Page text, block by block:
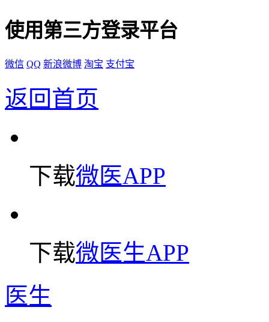
使用第三方登录平台
微信 QQ 新浪微博 淘宝 支付宝
返回首页
下载微医APP
下载微医生APP
医生